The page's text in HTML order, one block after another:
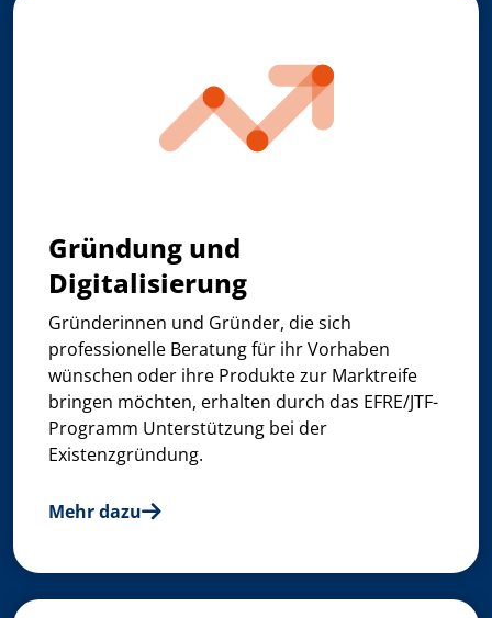
Gründung und
Digitalisierung
Gründerinnen und Gründer, die sich
professionelle Beratung für ihr Vorhaben
wünschen oder ihre Produkte zur Marktreife
bringen möchten, erhalten durch das EFRE/JTF-
Programm Unterstützung bei der
Existenzgründung.
Mehr dazu